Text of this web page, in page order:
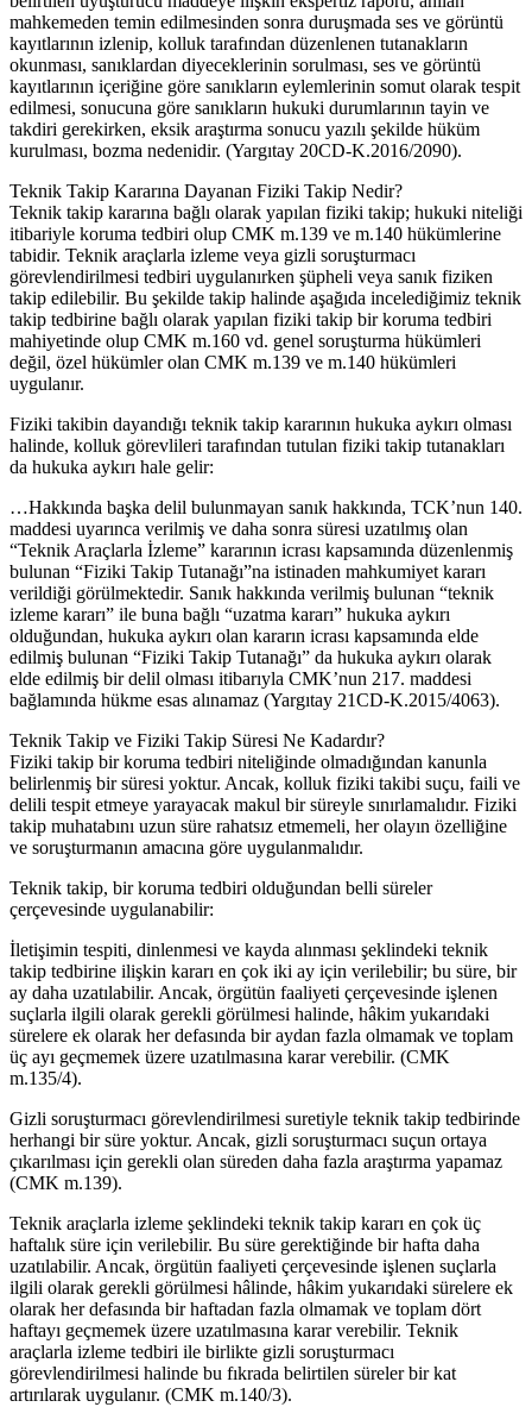
mahkemeden temin edilmesinden sonra duruşmada ses ve görüntü
kayıtlarının izlenip, kolluk tarafından düzenlenen tutanakların
okunması, sanıklardan diyeceklerinin sorulması, ses ve görüntü
kayıtlarının içeriğine göre sanıkların eylemlerinin somut olarak tespit
edilmesi, sonucuna göre sanıkların hukuki durumlarının tayin ve
takdiri gerekirken, eksik araştırma sonucu yazılı şekilde hüküm
kurulması, bozma nedenidir. (Yargıtay 20CD-K.2016/2090).
Teknik Takip Kararına Dayanan Fiziki Takip Nedir?
Teknik takip kararına bağlı olarak yapılan fiziki takip; hukuki niteliği
itibariyle koruma tedbiri olup CMK m.139 ve m.140 hükümlerine
tabidir. Teknik araçlarla izleme veya gizli soruşturmacı
görevlendirilmesi tedbiri uygulanırken şüpheli veya sanık fiziken
takip edilebilir. Bu şekilde takip halinde aşağıda incelediğimiz teknik
takip tedbirine bağlı olarak yapılan fiziki takip bir koruma tedbiri
mahiyetinde olup CMK m.160 vd. genel soruşturma hükümleri
değil, özel hükümler olan CMK m.139 ve m.140 hükümleri
uygulanır.
Fiziki takibin dayandığı teknik takip kararının hukuka aykırı olması
halinde, kolluk görevlileri tarafından tutulan fiziki takip tutanakları
da hukuka aykırı hale gelir:
…Hakkında başka delil bulunmayan sanık hakkında, TCK’nun 140.
maddesi uyarınca verilmiş ve daha sonra süresi uzatılmış olan
“Teknik Araçlarla İzleme” kararının icrası kapsamında düzenlenmiş
bulunan “Fiziki Takip Tutanağı”na istinaden mahkumiyet kararı
verildiği görülmektedir. Sanık hakkında verilmiş bulunan “teknik
izleme kararı” ile buna bağlı “uzatma kararı” hukuka aykırı
olduğundan, hukuka aykırı olan kararın icrası kapsamında elde
edilmiş bulunan “Fiziki Takip Tutanağı” da hukuka aykırı olarak
elde edilmiş bir delil olması itibarıyla CMK’nun 217. maddesi
bağlamında hükme esas alınamaz (Yargıtay 21CD-K.2015/4063).
Teknik Takip ve Fiziki Takip Süresi Ne Kadardır?
Fiziki takip bir koruma tedbiri niteliğinde olmadığından kanunla
belirlenmiş bir süresi yoktur. Ancak, kolluk fiziki takibi suçu, faili ve
delili tespit etmeye yarayacak makul bir süreyle sınırlamalıdır. Fiziki
takip muhatabını uzun süre rahatsız etmemeli, her olayın özelliğine
ve soruşturmanın amacına göre uygulanmalıdır.
Teknik takip, bir koruma tedbiri olduğundan belli süreler
çerçevesinde uygulanabilir:
İletişimin tespiti, dinlenmesi ve kayda alınması şeklindeki teknik
takip tedbirine ilişkin kararı en çok iki ay için verilebilir; bu süre, bir
ay daha uzatılabilir. Ancak, örgütün faaliyeti çerçevesinde işlenen
suçlarla ilgili olarak gerekli görülmesi halinde, hâkim yukarıdaki
sürelere ek olarak her defasında bir aydan fazla olmamak ve toplam
üç ayı geçmemek üzere uzatılmasına karar verebilir. (CMK
m.135/4).
Gizli soruşturmacı görevlendirilmesi suretiyle teknik takip tedbirinde
herhangi bir süre yoktur. Ancak, gizli soruşturmacı suçun ortaya
çıkarılması için gerekli olan süreden daha fazla araştırma yapamaz
(CMK m.139).
Teknik araçlarla izleme şeklindeki teknik takip kararı en çok üç
haftalık süre için verilebilir. Bu süre gerektiğinde bir hafta daha
uzatılabilir. Ancak, örgütün faaliyeti çerçevesinde işlenen suçlarla
ilgili olarak gerekli görülmesi hâlinde, hâkim yukarıdaki sürelere ek
olarak her defasında bir haftadan fazla olmamak ve toplam dört
haftayı geçmemek üzere uzatılmasına karar verebilir. Teknik
araçlarla izleme tedbiri ile birlikte gizli soruşturmacı
görevlendirilmesi halinde bu fıkrada belirtilen süreler bir kat
artırılarak uygulanır. (CMK m.140/3).